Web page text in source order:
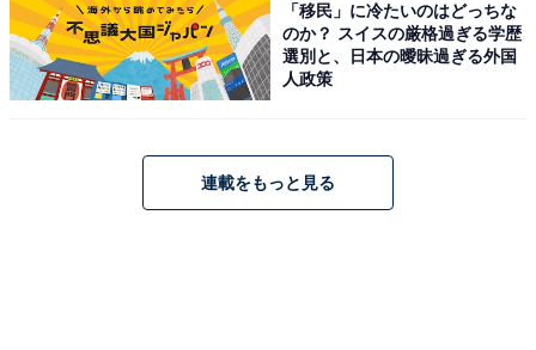
「移民」に冷たいのはどっちな
のか？ スイスの厳格過ぎる学歴
選別と、日本の曖昧過ぎる外国
人政策
連載をもっと見る